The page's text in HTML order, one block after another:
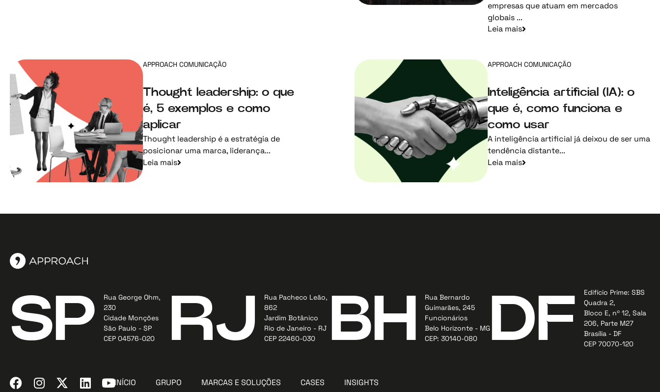
empresas que atuam em mercados
globais ...
Leia mais
APPROACH COMUNICAÇÃO
Thought leadership: o que
é, 5 exemplos e como
aplicar
Thought leadership é a estratégia de
posicionar uma marca, liderança...
Leia mais
APPROACH COMUNICAÇÃO
Inteligência artificial (IA): o
que é, como funciona e
como usar
A inteligência artificial já deixou de ser uma
tendência distante...
Leia mais
SP
Rua George Ohm,
230
Cidade Monções
São Paulo - SP
CEP 04576-020
RJ
Rua Pacheco Leão,
862
Jardim Botânico
Rio de Janeiro - RJ
CEP 22460-030
BH
Rua Bernardo
Guimarães, 245
Funcionários
Belo Horizonte - MG
CEP: 30140-080
DF
Edifício Prime: SBS
Quadra 2,
Bloco E, nº 12, Sala
206, Parte M27
Brasília - DF
CEP 70070-120
INÍCIO GRUPO MARCAS E SOLUÇÕES CASES INSIGHTS